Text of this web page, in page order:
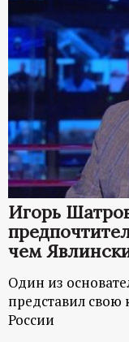
Игорь
чем
Один из
представил
России